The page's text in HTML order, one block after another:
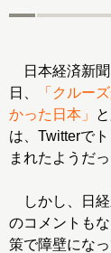
日本経済新聞
日、
「クルー
かった日本」
は、Twitterで
まれたようだっ
しかし、日経
のコメントも
策で障壁にな